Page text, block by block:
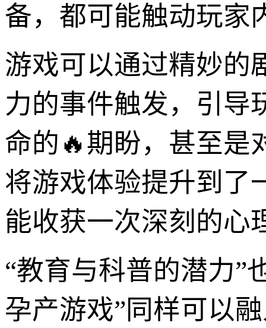
备，都可能触动玩家
游戏可以通过精妙的
力的事件触发，引导
命的🔥期盼，甚至是
将游戏体验提升到了
能收获一次深刻的心
“教育与科普的潜力”
孕产游戏”同样可以